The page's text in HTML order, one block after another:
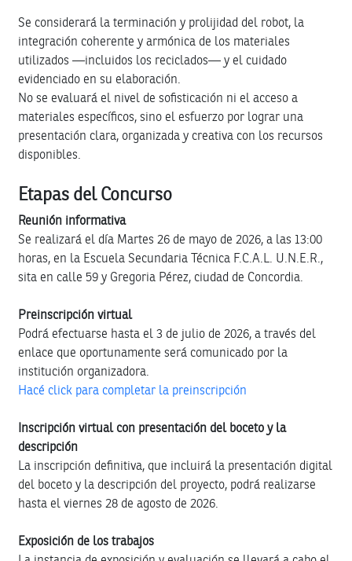
Se considerará la terminación y prolijidad del robot, la
integración coherente y armónica de los materiales
utilizados —incluidos los reciclados— y el cuidado
evidenciado en su elaboración.
No se evaluará el nivel de sofisticación ni el acceso a
materiales específicos, sino el esfuerzo por lograr una
presentación clara, organizada y creativa con los recursos
disponibles.
Etapas del Concurso
Reunión informativa
Se realizará el día Martes 26 de mayo de 2026, a las 13:00
horas, en la Escuela Secundaria Técnica F.C.A.L. U.N.E.R.,
sita en calle 59 y Gregoria Pérez, ciudad de Concordia.
Preinscripción virtual
Podrá efectuarse hasta el 3 de julio de 2026, a través del
enlace que oportunamente será comunicado por la
institución organizadora.
Hacé click para completar la preinscripción
Inscripción virtual con presentación del boceto y la
descripción
La inscripción definitiva, que incluirá la presentación digital
del boceto y la descripción del proyecto, podrá realizarse
hasta el viernes 28 de agosto de 2026.
Exposición de los trabajos